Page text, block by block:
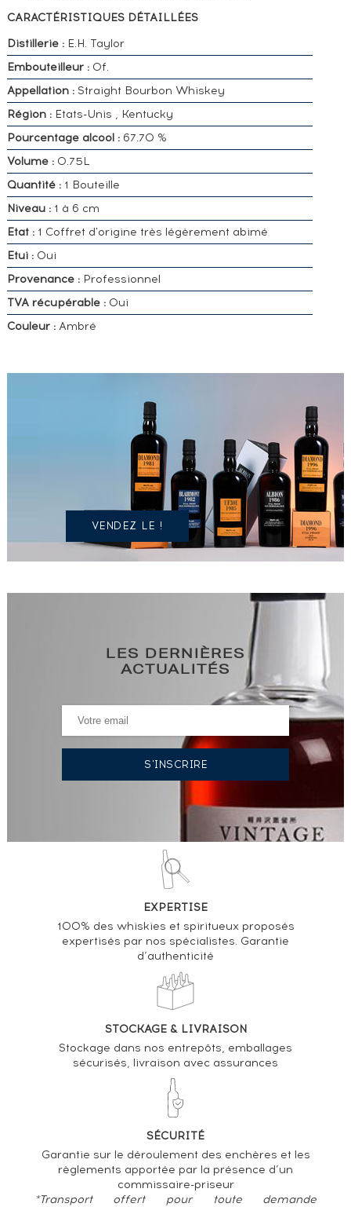
CARACTÉRISTIQUES DÉTAILLÉES
Distillerie :E.H. Taylor
Embouteilleur :Of.
Appellation :Straight Bourbon Whiskey
Région : Etats-Unis , Kentucky
Pourcentage alcool :67.70 %
Volume : 0.75L
Quantité :1 Bouteille
Niveau :1 à 6 cm
Etat :1 Coffret d'origine très légèrement abimé
Etui :Oui
Provenance :Professionnel
TVA récupérable :Oui
Couleur :Ambré
POSSÉDEZ
SPIRITUEUX
IDENTIQUE
VENDEZ LE !
LES DERNIÈRES
ACTUALITÉS
EXPERTISE
100% des whiskies et spiritueux proposés
expertisés par nos spécialistes. Garantie
d’authenticité
STOCKAGE & LIVRAISON
Stockage dans nos entrepôts, emballages
sécurisés, livraison avec assurances
SÉCURITÉ
Garantie sur le déroulement des enchères et les
règlements apportée par la présence d’un
commissaire-priseur
*Transport offert pour toute demande